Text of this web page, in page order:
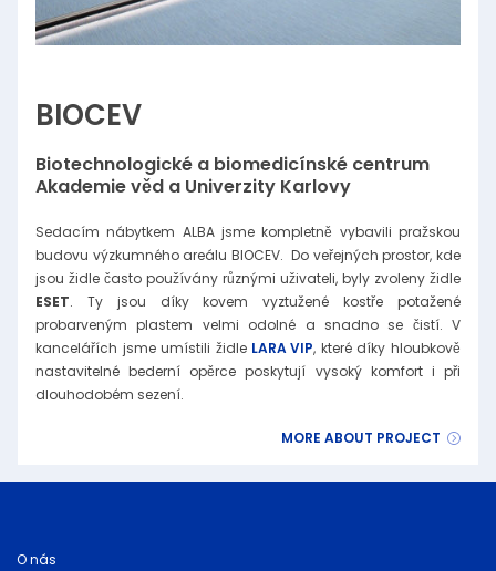
BIOCEV
Biotechnologické a biomedicínské centrum
Akademie věd a Univerzity Karlovy
Sedacím nábytkem ALBA jsme kompletně vybavili pražskou
budovu výzkumného areálu BIOCEV. Do veřejných prostor, kde
jsou židle často používány různými uživateli, byly zvoleny židle
ESET. Ty jsou díky kovem vyztužené kostře potažené
probarveným plastem velmi odolné a snadno se čistí. V
kancelářích jsme umístili židle LARA VIP, které díky hloubkově
nastavitelné bederní opěrce poskytují vysoký komfort i při
dlouhodobém sezení.
MORE ABOUT PROJECT
O nás